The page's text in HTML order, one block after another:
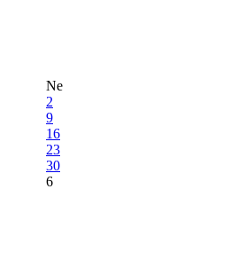
Ne
2
9
16
23
30
6